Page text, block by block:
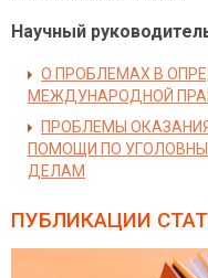
Научный
О ПРОБЛЕМАХ В
МЕЖДУНАРОДНОЙ
ПРОБЛЕМЫ
ПОМОЩИ ПО
ДЕЛАМ
ПУБЛИКАЦИИ